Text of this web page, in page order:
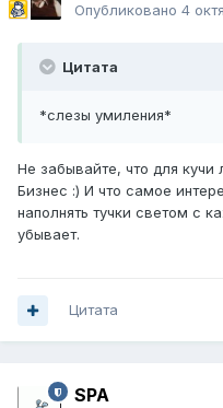
Опубликовано 4
Цитата
*слезы умиления*
Не забывайте, что для
Бизнес :) И что самое
наполнять тучки светом с
убывает.
Цитата
SPA